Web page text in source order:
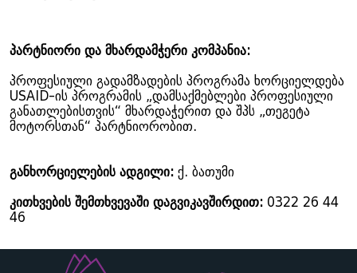
პარტნიორი და მხარდამჭერი კომპანია:
პროფესიული გადამზადების პროგრამა ხორციელდება
USAID-ის პროგრამის „დამსაქმებლები პროფესიული
განათლებისთვის“ მხარდაჭერით და შპს „თეგეტა
მოტორსთან“ პარტნიორობით.
განხორციელების ადგილი: ქ. ბათუმი
კითხვების შემთხვევაში დაგვიკავშირდით: 0322 26 44
46